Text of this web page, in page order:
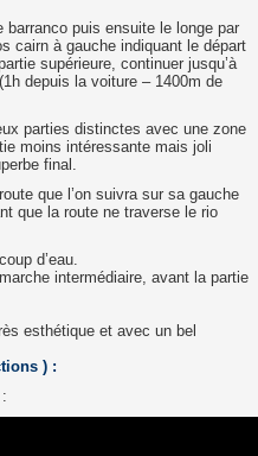
puis ensuite le longe par
cairn à gauche indiquant le départ
supérieure, continuer jusqu’à
depuis la voiture – 1400m de
parties distinctes avec une zone
moins intéressante mais joli
final.
que l’on suivra sur sa gauche
que la route ne traverse le rio
d’eau.
intermédiaire, avant la partie
esthétique et avec un bel
) :